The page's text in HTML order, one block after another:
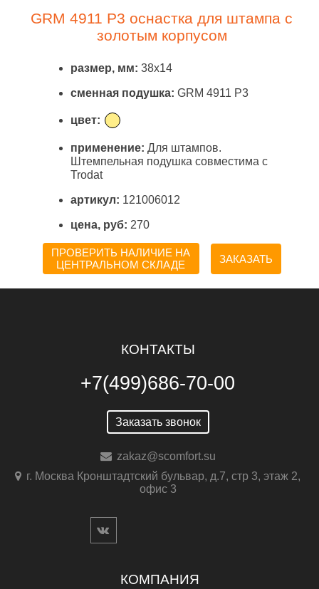
GRM 4911 P3 оснастка для штампа с
золотым корпусом
размер, мм: 38x14
сменная подушка: GRM 4911 P3
цвет:
применение: Для штампов.
Штемпельная подушка совместима с
Trodat
артикул: 121006012
цена, руб: 270
ПРОВЕРИТЬ НАЛИЧИЕ НА
ЦЕНТРАЛЬНОМ СКЛАДЕ
ЗАКАЗАТЬ
КОНТАКТЫ
+7(499)686-70-00
Заказать звонок
zakaz@scomfort.su
г. Москва Кронштадтский бульвар, д.7, стр 3, этаж 2,
офис 3
КОМПАНИЯ